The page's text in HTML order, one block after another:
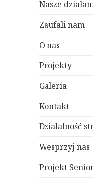
Nasze
Zaufali nam
O nas
Projekty
Galeria
Kontakt
Działalność
Wesprzyj nas
Projekt